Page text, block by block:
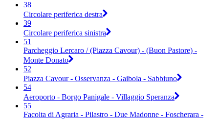
38
Circolare periferica destra
39
Circolare periferica sinistra
51
Parcheggio Lercaro / (Piazza Cavour) - (Buon Pastore) -
Monte Donato
52
Piazza Cavour - Osservanza - Gaibola - Sabbiuno
54
Aeroporto - Borgo Panigale - Villaggio Speranza
55
Facolta di Agraria - Pilastro - Due Madonne - Foscherara -